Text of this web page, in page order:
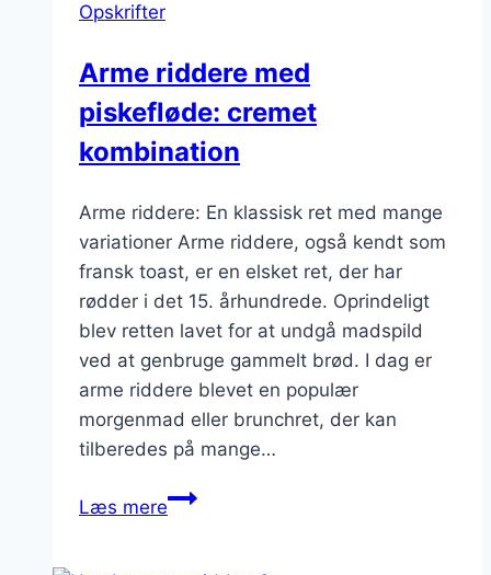
Opskrifter
Arme riddere med
piskefløde: cremet
kombination
Arme riddere: En klassisk ret med mange
variationer Arme riddere, også kendt som
fransk toast, er en elsket ret, der har
rødder i det 15. århundrede. Oprindeligt
blev retten lavet for at undgå madspild
ved at genbruge gammelt brød. I dag er
arme riddere blevet en populær
morgenmad eller brunchret, der kan
tilberedes på mange…
Læs mereArme